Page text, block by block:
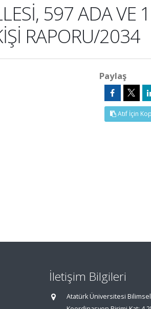
597 ADA VE
RAPORU/2034
Paylaş
Atıf İçin
İletişim Bilgileri
Atatürk Üniversitesi